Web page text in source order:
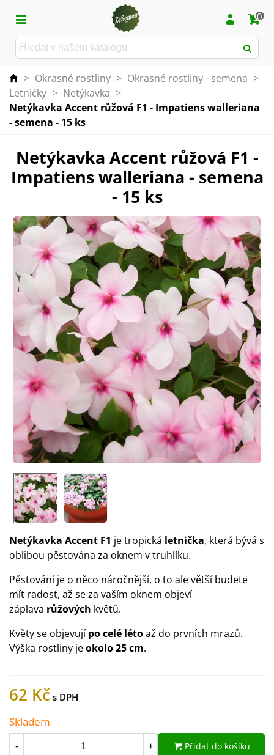
0
> Okrasné rostliny > Okrasné rostliny - semena >
Letničky > Netýkavka >
Netýkavka Accent růžová F1 - Impatiens walleriana
- semena - 15 ks
Netýkavka Accent růžová F1 -
Impatiens walleriana - semena
- 15 ks
Netýkavka Accent F1 je tropická letnička, která bývá s
oblibou pěstována za oknem v truhlíku.
Pěstování je o něco náročnější, o to ale větší budete
mít radost, až se za vaším oknem objeví
záplava růžových květů.
Květy se objevujípo celé létoaž do prvních mrazů.
Výška rostliny jeokolo 25 cm.
62 Kč
Skladem
- + Přidat do košíku